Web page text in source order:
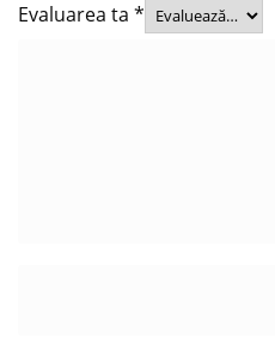
Evaluarea ta *